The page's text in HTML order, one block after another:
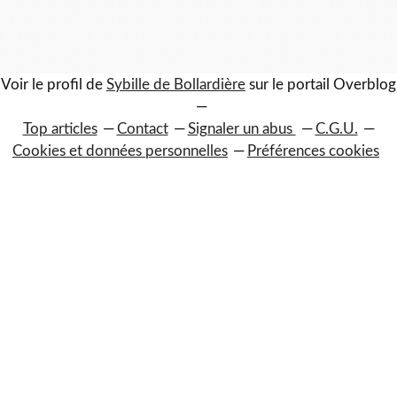
Voir le profil de Sybille de Bollardière sur le portail Overblog
Top articles Contact Signaler un abus
C.G.U.
Cookies et données personnelles
Préférences cookies